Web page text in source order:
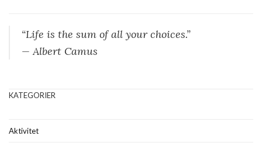
“Life is the sum of all your choices.”
— Albert Camus
KATEGORIER
Aktivitet